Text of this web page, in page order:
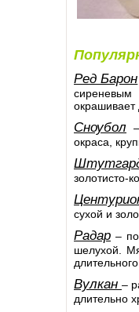
Ред Барон
сиреневым
окрашивает
Сноубол
окраса,
золотисто-
сухой и
Радар –
шелухой.
Вулкан –
длительно